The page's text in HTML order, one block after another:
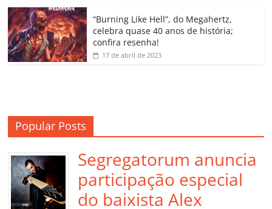
o
m
“Burning Like Hell”, do Megahertz,
celebra quase 40 anos de história;
confira resenha!
17 de abril de 2023
Popular Posts
Segregatorum anuncia
participação especial
do baixista Alex